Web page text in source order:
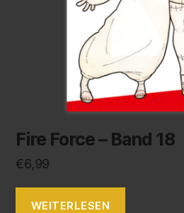
Fire Force – Band 18
€6,99
WEITERLESEN